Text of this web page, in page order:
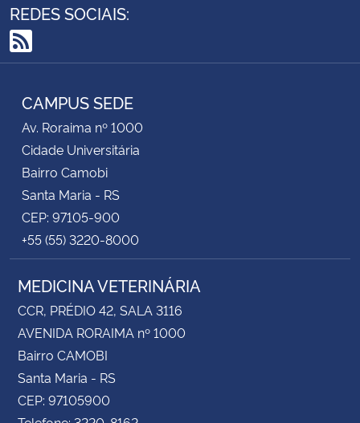
REDES SOCIAIS:
RSS
CAMPUS SEDE
Av. Roraima nº 1000
Cidade Universitária
Bairro Camobi
Santa Maria - RS
CEP: 97105-900
+55 (55) 3220-8000
MEDICINA VETERINÁRIA
CCR, PRÉDIO 42, SALA 3116
AVENIDA RORAIMA nº 1000
Bairro CAMOBI
Santa Maria - RS
CEP: 97105900